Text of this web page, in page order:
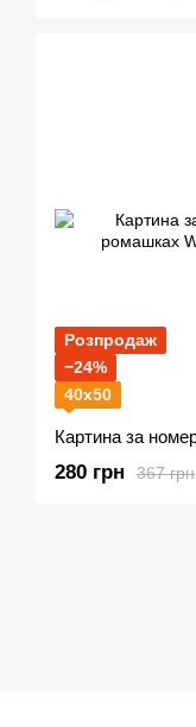
Розпродаж
−24%
40х50
367 грн
280 грн